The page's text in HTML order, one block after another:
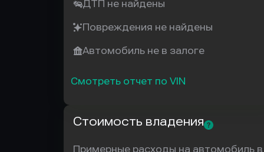
ДТП не найдены
Повреждения не найдены
Автомобиль не в залоге
Смотреть отчет по VIN
Стоимость владения
Примерные расходы на автомобиль в